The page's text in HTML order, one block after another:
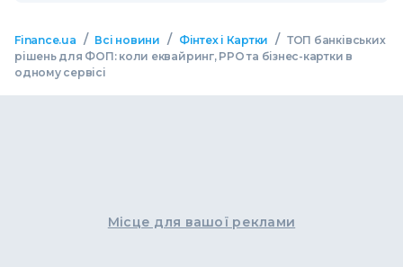
Finance.ua / Всі новини / Фінтех і Картки / ТОП банківських
рішень для ФОП: коли еквайринг, РРО та бізнес-картки в
одному сервісі
Місце для вашої реклами